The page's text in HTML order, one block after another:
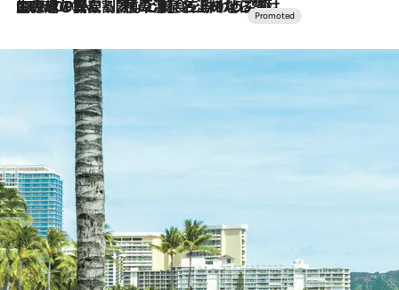
2026.7.10
NEW OPEN！【界 草津】名湯の地に誕生。趣の異なる2種の温泉と上州ならではの会席・蕎麦割烹など美食を味わう究極の癒やし旅